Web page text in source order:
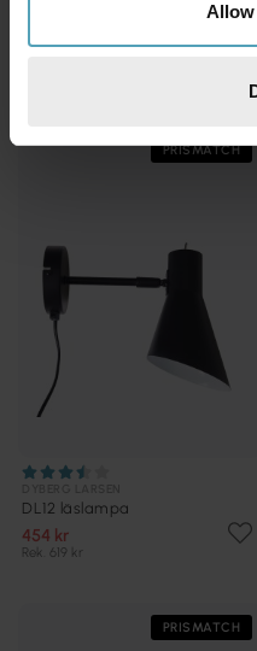
Allow
PRISMATCH
DL12 läslampa
454 kr
Rek. 619 kr
PRISMATCH